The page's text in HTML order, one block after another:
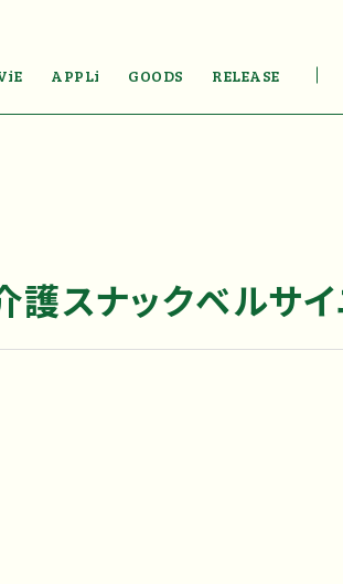
APPLi GOODS RELEASE
護スナックベルサイ